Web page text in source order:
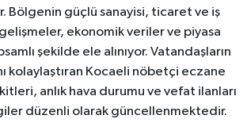
Bölgenin güçlü sanayisi, ticaret ve iş
ekonomik veriler ve piyasa
şekilde ele alınıyor. Vatandaşların
kolaylaştıran Kocaeli nöbetçi eczane
anlık hava durumu ve vefat ilanları
düzenli olarak güncellenmektedir.